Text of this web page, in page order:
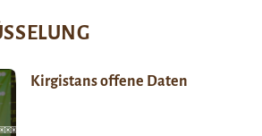
Kirgistans offene Daten